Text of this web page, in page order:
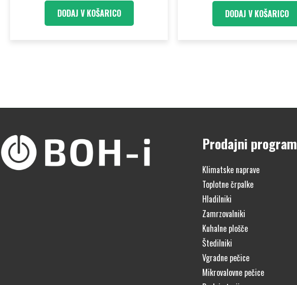
DODAJ V KOŠARICO DODAJ V KOŠARICO
Prodajni program
Klimatske naprave
Toplotne črpalke
Hladilniki
Zamrzovalniki
Kuhalne plošče
Štedilniki
Vgradne pečice
Mikrovalovne pečice